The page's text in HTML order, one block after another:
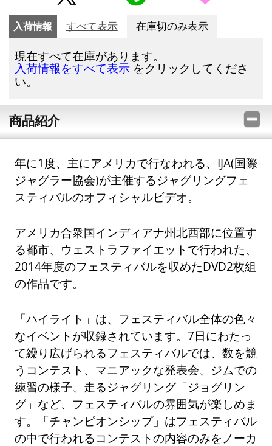
入荷情報 すべて表示 在庫切のみ表示
現在すべて在庫があります。
入荷情報をすべて表示 をクリックしてくださ
い。
商品紹介
年に1度、主にアメリカで行なわれる、IJA(国際
ジャグラー協会)が主催するジャグリングフェ
スティバルのオフィシャルビデオ。
アメリカ合衆国インディアナ州北西部に位置す
る都市、ウェストラファイエットで行われた、
2014年度のフェスティバルを収めたDVD2枚組
の作品です。
「ハイライト」は、フェスティバル全体の色々
なイベントが収録されています。7日にわたっ
て繰り広げられるフェスティバルでは、数を競
うコンテスト、マニアックな発表会、ジムでの
練習の様子、走るジャグリング「ジョグリン
グ」など、フェスティバルの雰囲気が楽しめま
す。「チャンピオンシップ」はフェスティバル
の中で行われるコンテストの内容のみをノーカ